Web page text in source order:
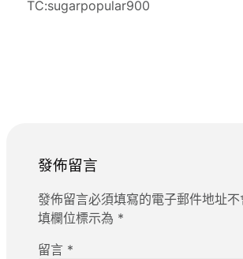
TC:sugarpopular900
發佈留言
發佈留言必須填寫的電子郵件地址不
填欄位標示為 *
留言 *